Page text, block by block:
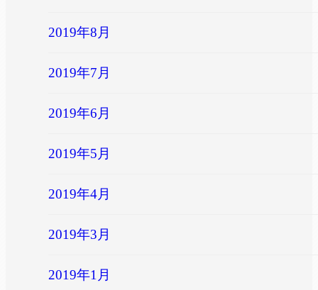
2019年8月
2019年7月
2019年6月
2019年5月
2019年4月
2019年3月
2019年1月